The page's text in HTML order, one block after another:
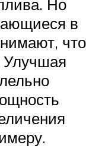
Но
в
что
Улучшая